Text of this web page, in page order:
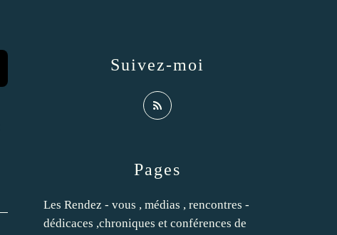
Pages
Les Rendez - vous , médias , rencontres -
dédicaces ,chroniques et conférences de
Suivez-moi